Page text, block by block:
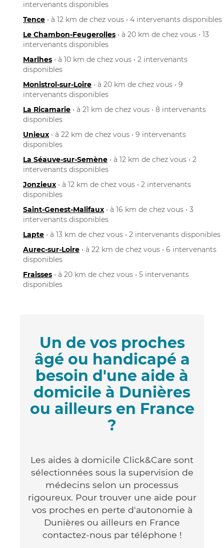
intervenants disponibles
Tence • à 12 km de chez vous • 4 intervenants disponibles
Le Chambon-Feugerolles • à 20 km de chez vous • 13
intervenants disponibles
Marlhes • à 10 km de chez vous • 2 intervenants
disponibles
Monistrol-sur-Loire • à 20 km de chez vous • 9
intervenants disponibles
La Ricamarie • à 21 km de chez vous • 8 intervenants
disponibles
Unieux • à 22 km de chez vous • 9 intervenants
disponibles
La Séauve-sur-Semène • à 12 km de chez vous • 2
intervenants disponibles
Jonzieux • à 12 km de chez vous • 2 intervenants
disponibles
Saint-Genest-Malifaux • à 16 km de chez vous • 3
intervenants disponibles
Lapte • à 13 km de chez vous • 2 intervenants disponibles
Aurec-sur-Loire • à 22 km de chez vous • 6 intervenants
disponibles
Fraisses • à 20 km de chez vous • 5 intervenants
disponibles
Un de vos proches
âgé ou handicapé a
besoin d'une aide à
domicile à Dunières
ou ailleurs en France
?
Les aides à domicile Click&Care sont
sélectionnées sous la supervision de
médecins selon un processus
rigoureux. Pour trouver une aide pour
vos proches en perte d'autonomie à
Dunières ou ailleurs en France
contactez-nous par téléphone !